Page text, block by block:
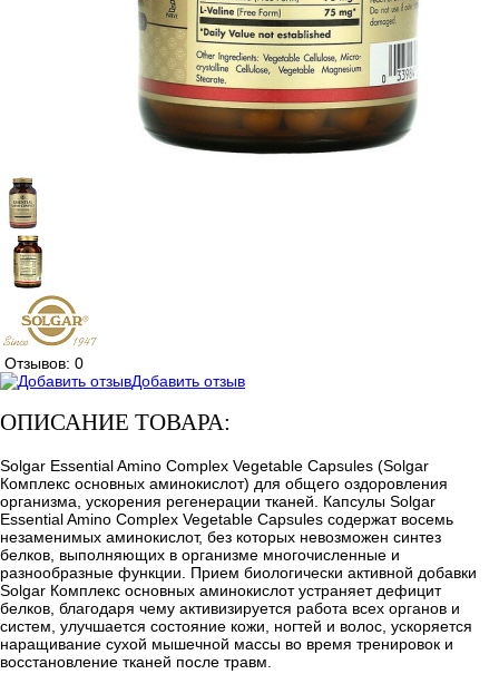
Отзывов: 0
Добавить отзыв
ОПИСАНИЕ ТОВАРА:
Solgar Essential Amino Complex Vegetable Capsules (Solgar
Комплекс основных аминокислот) для общего оздоровления
организма, ускорения регенерации тканей. Капсулы Solgar
Essential Amino Complex Vegetable Capsules содержат восемь
незаменимых аминокислот, без которых невозможен синтез
белков, выполняющих в организме многочисленные и
разнообразные функции. Прием биологически активной добавки
Solgar Комплекс основных аминокислот устраняет дефицит
белков, благодаря чему активизируется работа всех органов и
систем, улучшается состояние кожи, ногтей и волос, ускоряется
наращивание сухой мышечной массы во время тренировок и
восстановление тканей после травм.